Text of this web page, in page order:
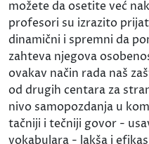
možete da osetite već
profesori su izrazito
dinamični i spremni da
zahteva njegova
ovakav način rada naš
od drugih centara za
nivo samopozdanja u
tačniji i tečniji govor -
vokabulara - lakša i